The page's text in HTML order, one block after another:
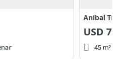
Aníbal
USD
45 m²